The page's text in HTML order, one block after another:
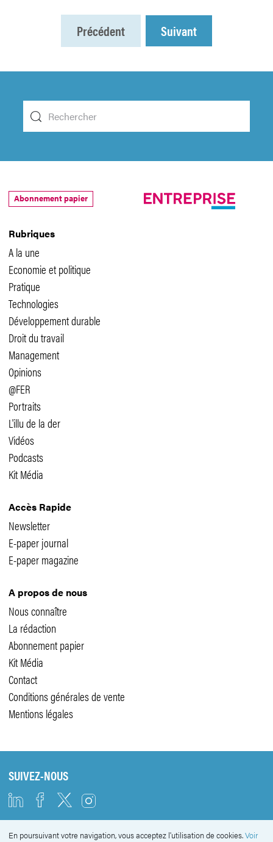
Précédent Suivant
Rubriques
A la une
Economie et politique
Pratique
Technologies
Développement durable
Droit du travail
Management
Opinions
@FER
Portraits
L'illu de la der
Vidéos
Podcasts
Kit Média
Accès Rapide
Newsletter
E-paper journal
E-paper magazine
A propos de nous
Nous connaître
La rédaction
Abonnement papier
Kit Média
Contact
Conditions générales de vente
Mentions légales
Abonnement papier
SUIVEZ-NOUS
En poursuivant votre navigation, vous acceptez l'utilisation de cookies.Voir